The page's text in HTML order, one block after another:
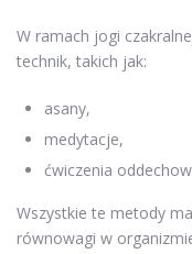
W ramach jogi
technik, takich jak:
asany,
medytacje,
ćwiczenia
Wszystkie te metody
równowagi w